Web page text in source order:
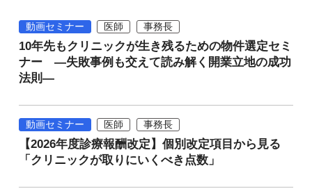
動画セミナー 医師 事務長
10年先もクリニックが生き残るための物件選定セミ
ナー ―失敗事例も交えて読み解く開業立地の成功
法則―
動画セミナー 医師 事務長
【2026年度診療報酬改定】個別改定項目から見る
「クリニックが取りにいくべき点数」